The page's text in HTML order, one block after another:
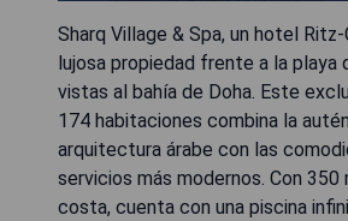
Sharq Village & Spa, un hotel
lujosa propiedad frente a la playa
vistas al bahía de Doha. Este
174 habitaciones combina la
arquitectura árabe con las
servicios más modernos. Con 350
costa, cuenta con una piscina